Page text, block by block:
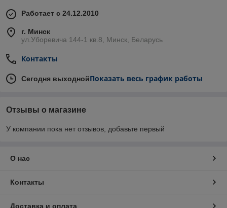
Работает с 24.12.2010
г. Минск
ул.Уборевича 144-1 кв.8, Минск, Беларусь
Контакты
Сегодня выходнойПоказать весь график работы
Отзывы о магазине
У компании пока нет отзывов, добавьте первый
О нас
Контакты
Доставка и оплата